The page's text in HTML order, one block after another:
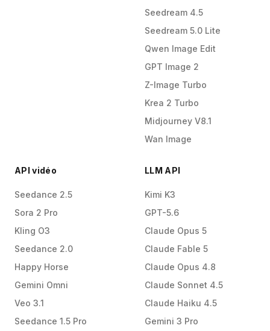
Seedream 4.5
Seedream 5.0 Lite
Qwen Image Edit
GPT Image 2
Z-Image Turbo
Krea 2 Turbo
Midjourney V8.1
Wan Image
API vidéo
Seedance 2.5
Sora 2 Pro
Kling O3
Seedance 2.0
Happy Horse
Gemini Omni
Veo 3.1
Seedance 1.5 Pro
LLM API
Kimi K3
GPT-5.6
Claude Opus 5
Claude Fable 5
Claude Opus 4.8
Claude Sonnet 4.5
Claude Haiku 4.5
Gemini 3 Pro